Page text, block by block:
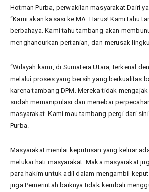
Hotman Purba, perwakilan masyarakat Dairi
“Kami akan kasasi ke MA. Harus! Kami tahu
berbahaya. Kami tahu tambang akan
menghancurkan pertanian, dan merusak
“Wilayah kami, di Sumatera Utara, terkenal
melalui proses yang bersih yang berkualitas
karena tambang DPM. Mereka tidak
sudah memanipulasi dan menebar
masyarakat. Kami mau tambang pergi dari
Purba.
Masyarakat menilai keputusan yang keluar
melukai hati masyarakat. Maka masyarakat
para hakim untuk adil dalam mengambil
juga Pemerintah baiknya tidak kembali